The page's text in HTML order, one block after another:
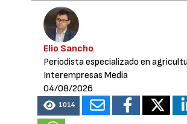
Elio Sancho
Periodista especializado en
Interempresas Media
04/08/2026
1014